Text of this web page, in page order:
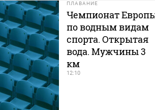
ПЛАВАНИЕ
Чемпионат
по водным видам
спорта. Открытая
вода. Мужчины 3
км
12:10